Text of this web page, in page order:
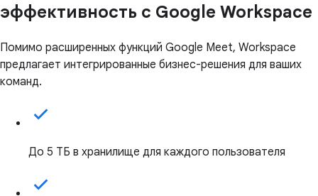
эффективность с Google Workspace
Помимо расширенных функций Google Meet, Workspace
предлагает интегрированные бизнес-решения для ваших
команд.
До 5 ТБ в хранилище для каждого пользователя